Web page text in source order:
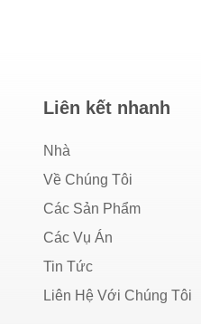
Liên kết nhanh
Nhà
Về Chúng Tôi
Các Sản Phẩm
Các Vụ Án
Tin Tức
Liên Hệ Với Chúng Tôi